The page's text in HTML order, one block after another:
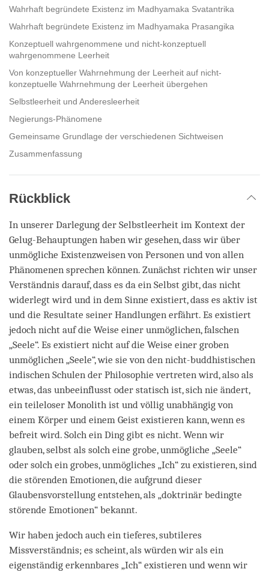
Wahrhaft begründete Existenz im Madhyamaka Svatantrika
Wahrhaft begründete Existenz im Madhyamaka Prasangika
Konzeptuell wahrgenommene und nicht-konzeptuell
wahrgenommene Leerheit
Von konzeptueller Wahrnehmung der Leerheit auf nicht-
konzeptuelle Wahrnehmung der Leerheit übergehen
Selbstleerheit und Anderesleerheit
Negierungs-Phänomene
Gemeinsame Grundlage der verschiedenen Sichtweisen
Zusammenfassung
Rückblick
In unserer Darlegung der Selbstleerheit im Kontext der
Gelug-Behauptungen haben wir gesehen, dass wir über
unmögliche Existenzweisen von Personen und von allen
Phänomenen sprechen können. Zunächst richten wir unser
Verständnis darauf, dass es da ein Selbst gibt, das nicht
widerlegt wird und in dem Sinne existiert, dass es aktiv ist
und die Resultate seiner Handlungen erfährt. Es existiert
jedoch nicht auf die Weise einer unmöglichen, falschen
„Seele“. Es existiert nicht auf die Weise einer groben
unmöglichen „Seele“, wie sie von den nicht-buddhistischen
indischen Schulen der Philosophie vertreten wird, also als
etwas, das unbeeinflusst oder statisch ist, sich nie ändert,
ein teileloser Monolith ist und völlig unabhängig von
einem Körper und einem Geist existieren kann, wenn es
befreit wird. Solch ein Ding gibt es nicht. Wenn wir
glauben, selbst als solch eine grobe, unmögliche „Seele“
oder solch ein grobes, unmögliches „Ich“ zu existieren, sind
die störenden Emotionen, die aufgrund dieser
Glaubensvorstellung entstehen, als „doktrinär bedingte
störende Emotionen“ bekannt.
Wir haben jedoch auch ein tieferes, subtileres
Missverständnis; es scheint, als würden wir als ein
eigenständig erkennbares „Ich“ existieren und wenn wir